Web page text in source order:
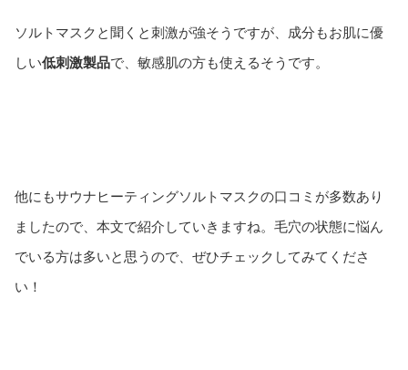
ソルトマスクと聞くと刺激が強そうですが、成分もお肌に優
しい低刺激製品で、敏感肌の方も使えるそうです。
他にもサウナヒーティングソルトマスクの口コミが多数あり
ましたので、本文で紹介していきますね。毛穴の状態に悩ん
でいる方は多いと思うので、ぜひチェックしてみてくださ
い！